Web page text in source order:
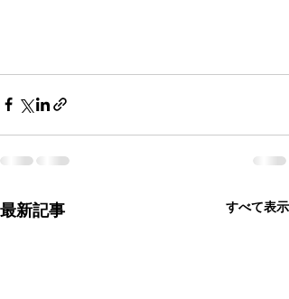
最新記事 すべて表示